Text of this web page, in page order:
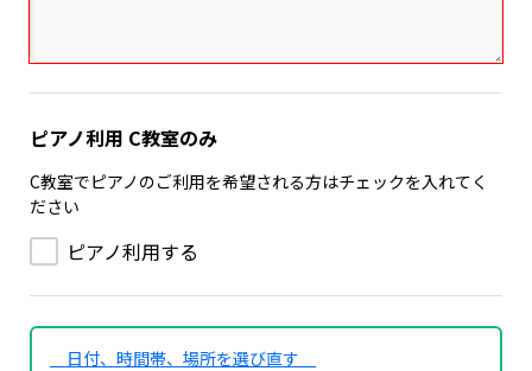
ピアノ利用 C教室のみ
C教室でピアノのご利用を希望される方はチェックを入れてく
ださい
ピアノ利用する
日付、時間帯、場所を選び直す